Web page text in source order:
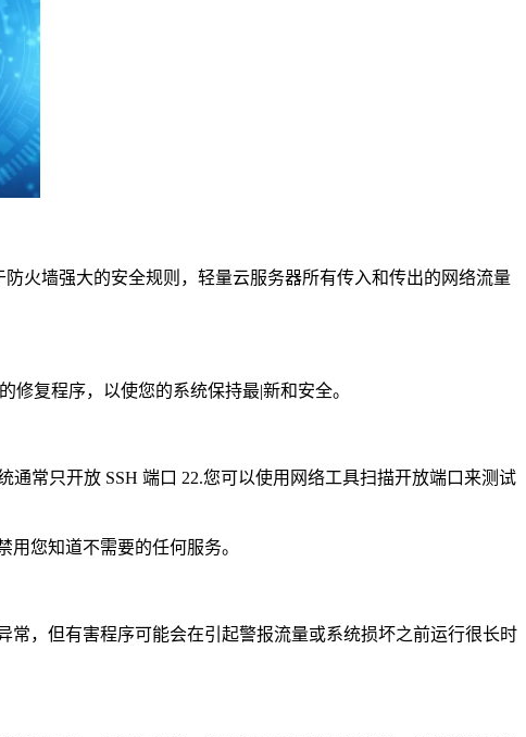
火墙强大的安全规则，轻量云服务器所有传入和传出的网络流量
复程序，以使您的系统保持最|新和安全。
常只开放 SSH 端口 22.您可以使用网络工具扫描开放端口来测试
您知道不需要的任何服务。
，但有害程序可能会在引起警报流量或系统损坏之前运行很长时